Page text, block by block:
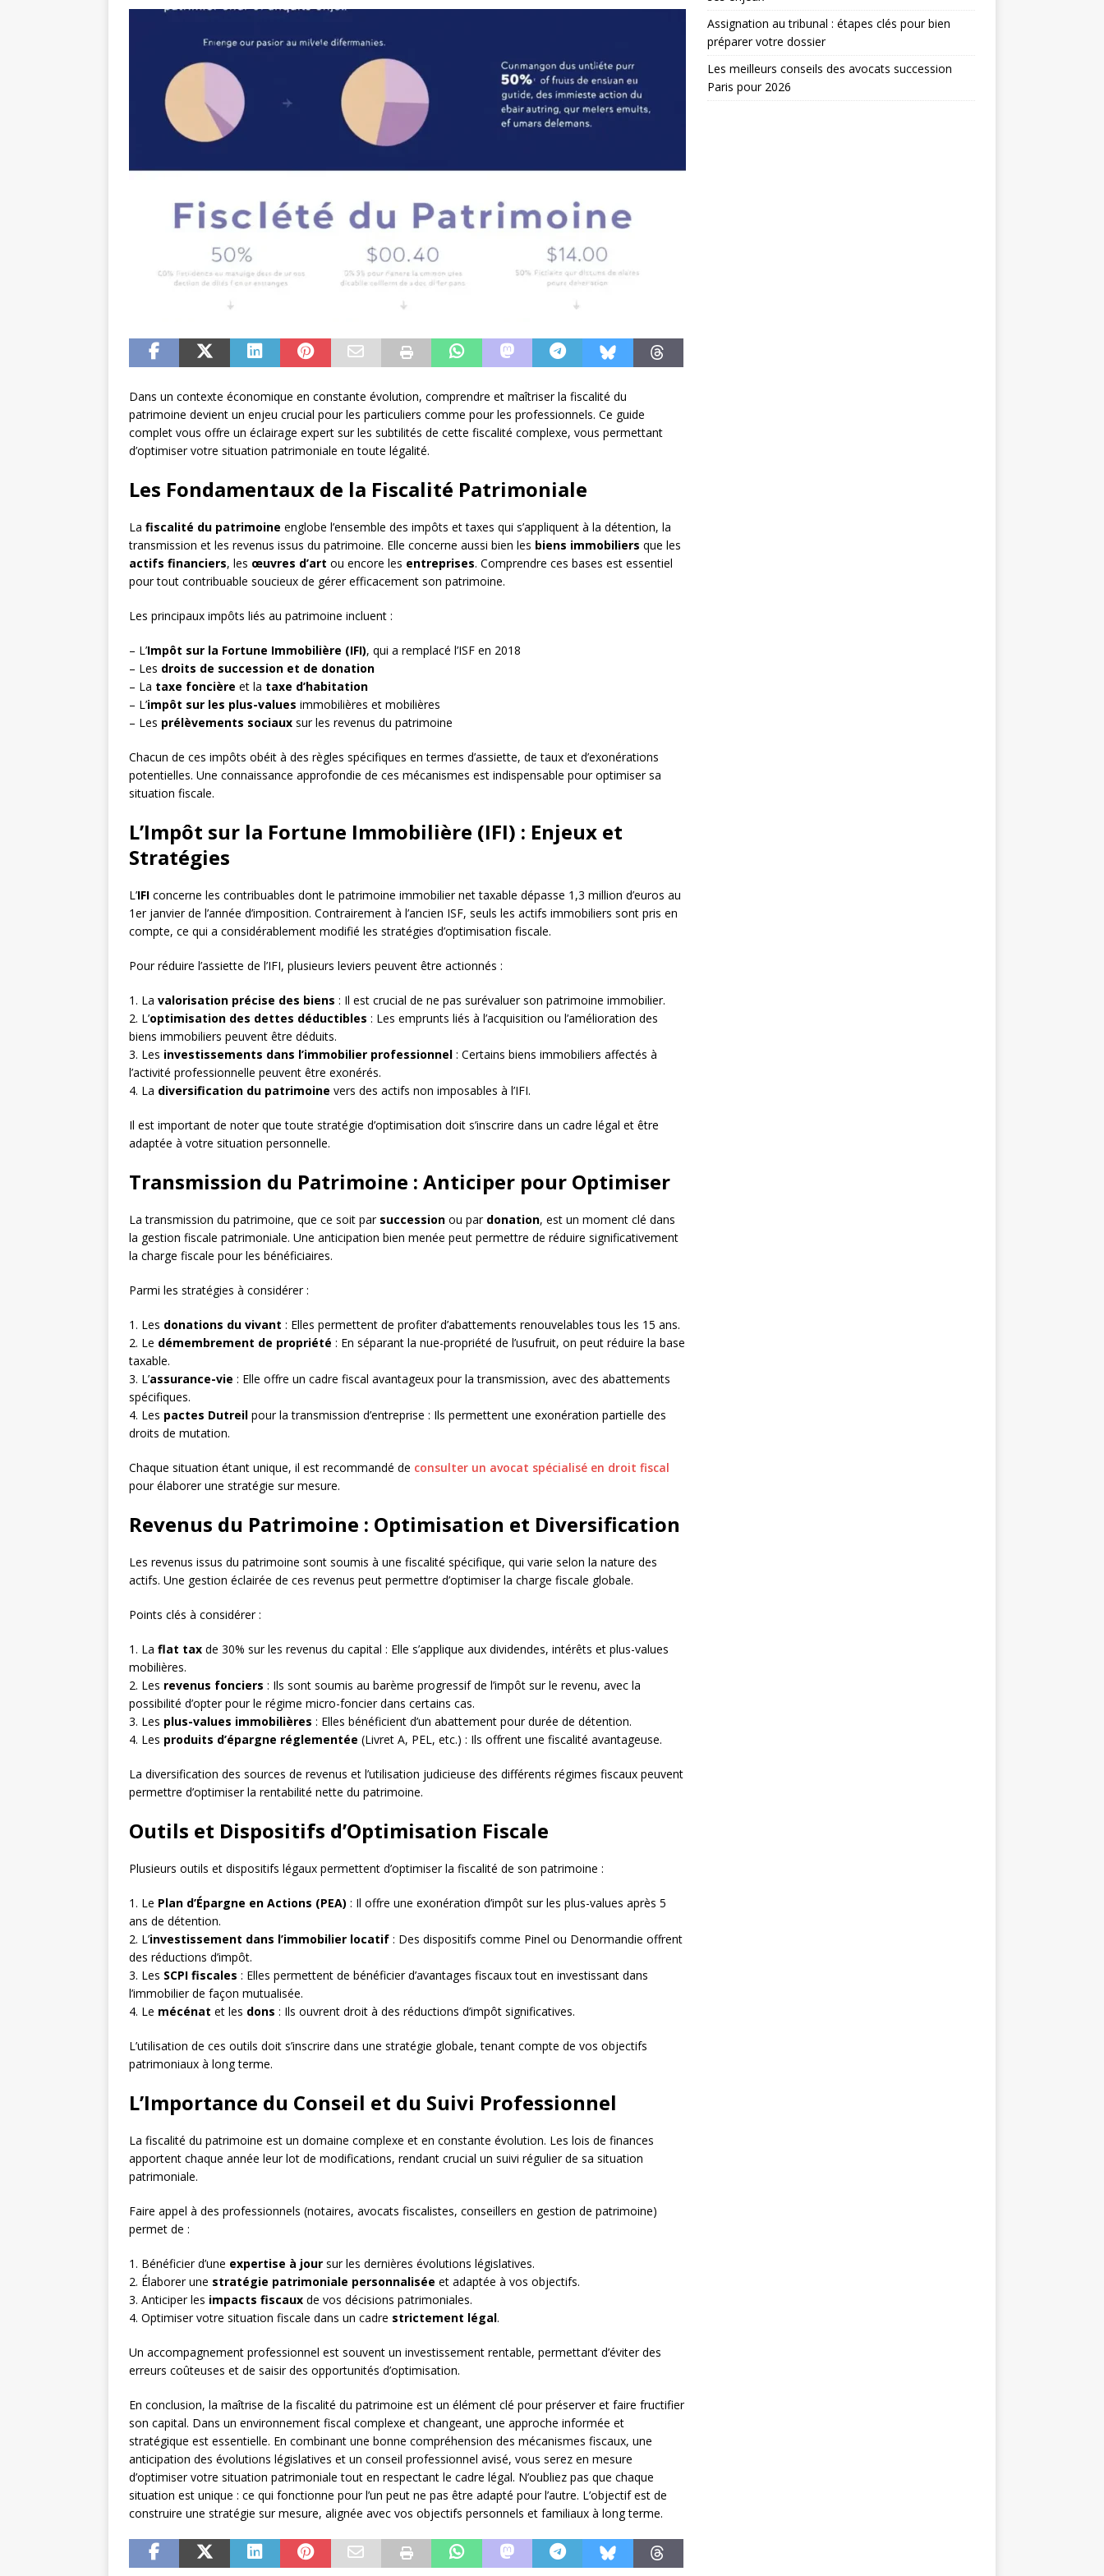
Dans un contexte économique en constante évolution, comprendre et maîtriser la fiscalité du
patrimoine devient un enjeu crucial pour les particuliers comme pour les professionnels. Ce guide
complet vous offre un éclairage expert sur les subtilités de cette fiscalité complexe, vous permettant
d’optimiser votre situation patrimoniale en toute légalité.
Les Fondamentaux de la Fiscalité Patrimoniale
La fiscalité du patrimoine englobe l’ensemble des impôts et taxes qui s’appliquent à la détention, la
transmission et les revenus issus du patrimoine. Elle concerne aussi bien les biens immobiliers que les
actifs financiers, les œuvres d’art ou encore les entreprises. Comprendre ces bases est essentiel
pour tout contribuable soucieux de gérer efficacement son patrimoine.
Les principaux impôts liés au patrimoine incluent :
– L’Impôt sur la Fortune Immobilière (IFI), qui a remplacé l’ISF en 2018
– Les droits de succession et de donation
– La taxe foncière et la taxe d’habitation
– L’impôt sur les plus-values immobilières et mobilières
– Les prélèvements sociaux sur les revenus du patrimoine
Chacun de ces impôts obéit à des règles spécifiques en termes d’assiette, de taux et d’exonérations
potentielles. Une connaissance approfondie de ces mécanismes est indispensable pour optimiser sa
situation fiscale.
L’Impôt sur la Fortune Immobilière (IFI) : Enjeux et
Stratégies
L’IFI concerne les contribuables dont le patrimoine immobilier net taxable dépasse 1,3 million d’euros au
1er janvier de l’année d’imposition. Contrairement à l’ancien ISF, seuls les actifs immobiliers sont pris en
compte, ce qui a considérablement modifié les stratégies d’optimisation fiscale.
Pour réduire l’assiette de l’IFI, plusieurs leviers peuvent être actionnés :
1. La valorisation précise des biens : Il est crucial de ne pas surévaluer son patrimoine immobilier.
2. L’optimisation des dettes déductibles : Les emprunts liés à l’acquisition ou l’amélioration des
biens immobiliers peuvent être déduits.
3. Les investissements dans l’immobilier professionnel : Certains biens immobiliers affectés à
l’activité professionnelle peuvent être exonérés.
4. La diversification du patrimoine vers des actifs non imposables à l’IFI.
Il est important de noter que toute stratégie d’optimisation doit s’inscrire dans un cadre légal et être
adaptée à votre situation personnelle.
Transmission du Patrimoine : Anticiper pour Optimiser
La transmission du patrimoine, que ce soit par succession ou par donation, est un moment clé dans
la gestion fiscale patrimoniale. Une anticipation bien menée peut permettre de réduire significativement
la charge fiscale pour les bénéficiaires.
Parmi les stratégies à considérer :
1. Les donations du vivant : Elles permettent de profiter d’abattements renouvelables tous les 15 ans.
2. Le démembrement de propriété : En séparant la nue-propriété de l’usufruit, on peut réduire la base
taxable.
3. L’assurance-vie : Elle offre un cadre fiscal avantageux pour la transmission, avec des abattements
spécifiques.
4. Les pactes Dutreil pour la transmission d’entreprise : Ils permettent une exonération partielle des
droits de mutation.
Chaque situation étant unique, il est recommandé de consulter un avocat spécialisé en droit fiscal
pour élaborer une stratégie sur mesure.
Revenus du Patrimoine : Optimisation et Diversification
Les revenus issus du patrimoine sont soumis à une fiscalité spécifique, qui varie selon la nature des
actifs. Une gestion éclairée de ces revenus peut permettre d’optimiser la charge fiscale globale.
Points clés à considérer :
1. La flat tax de 30% sur les revenus du capital : Elle s’applique aux dividendes, intérêts et plus-values
mobilières.
2. Les revenus fonciers : Ils sont soumis au barème progressif de l’impôt sur le revenu, avec la
possibilité d’opter pour le régime micro-foncier dans certains cas.
3. Les plus-values immobilières : Elles bénéficient d’un abattement pour durée de détention.
4. Les produits d’épargne réglementée (Livret A, PEL, etc.) : Ils offrent une fiscalité avantageuse.
La diversification des sources de revenus et l’utilisation judicieuse des différents régimes fiscaux peuvent
permettre d’optimiser la rentabilité nette du patrimoine.
Outils et Dispositifs d’Optimisation Fiscale
Plusieurs outils et dispositifs légaux permettent d’optimiser la fiscalité de son patrimoine :
1. Le Plan d’Épargne en Actions (PEA) : Il offre une exonération d’impôt sur les plus-values après 5
ans de détention.
2. L’investissement dans l’immobilier locatif : Des dispositifs comme Pinel ou Denormandie offrent
des réductions d’impôt.
3. Les SCPI fiscales : Elles permettent de bénéficier d’avantages fiscaux tout en investissant dans
l’immobilier de façon mutualisée.
4. Le mécénat et les dons : Ils ouvrent droit à des réductions d’impôt significatives.
L’utilisation de ces outils doit s’inscrire dans une stratégie globale, tenant compte de vos objectifs
patrimoniaux à long terme.
L’Importance du Conseil et du Suivi Professionnel
La fiscalité du patrimoine est un domaine complexe et en constante évolution. Les lois de finances
apportent chaque année leur lot de modifications, rendant crucial un suivi régulier de sa situation
patrimoniale.
Faire appel à des professionnels (notaires, avocats fiscalistes, conseillers en gestion de patrimoine)
permet de :
1. Bénéficier d’une expertise à jour sur les dernières évolutions législatives.
2. Élaborer une stratégie patrimoniale personnalisée et adaptée à vos objectifs.
3. Anticiper les impacts fiscaux de vos décisions patrimoniales.
4. Optimiser votre situation fiscale dans un cadre strictement légal.
Un accompagnement professionnel est souvent un investissement rentable, permettant d’éviter des
erreurs coûteuses et de saisir des opportunités d’optimisation.
En conclusion, la maîtrise de la fiscalité du patrimoine est un élément clé pour préserver et faire fructifier
son capital. Dans un environnement fiscal complexe et changeant, une approche informée et
stratégique est essentielle. En combinant une bonne compréhension des mécanismes fiscaux, une
anticipation des évolutions législatives et un conseil professionnel avisé, vous serez en mesure
d’optimiser votre situation patrimoniale tout en respectant le cadre légal. N’oubliez pas que chaque
situation est unique : ce qui fonctionne pour l’un peut ne pas être adapté pour l’autre. L’objectif est de
construire une stratégie sur mesure, alignée avec vos objectifs personnels et familiaux à long terme.
Assignation au tribunal : étapes clés pour bien
préparer votre dossier
Les meilleurs conseils des avocats succession
Paris pour 2026